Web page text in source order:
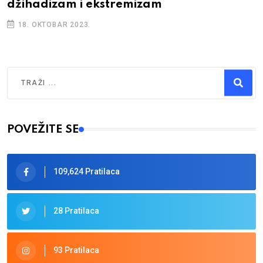
džihadizam i ekstremizam
18. OKTOBAR 2023.
Type 2 or more characters for results.
POVEŽITE SE
109,624 Pratilaca
28 Pratilaca
93 Pratilaca